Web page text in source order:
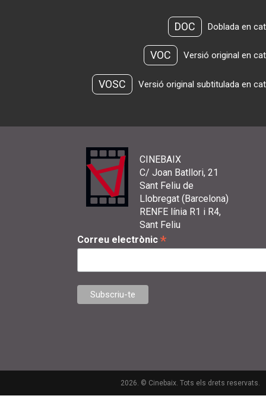
DOC Doblada en
VOC Versió original en
VOSC Versió original subtitulada en
CINEBAIX
C/ Joan Batllori, 21
Sant Feliu de
Llobregat (Barcelona)
RENFE línia R1 i R4,
Sant Feliu
Correu electrònic *
2026. © Cinebaix. Tots els drets reservats.